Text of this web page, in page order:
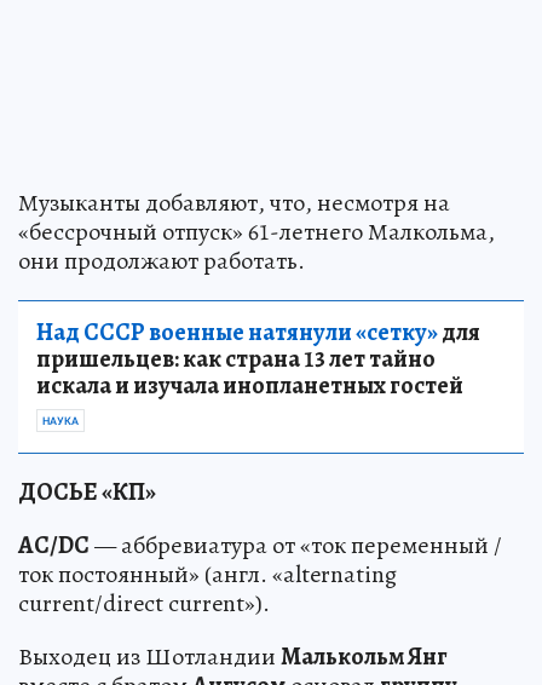
Музыканты добавляют, что, несмотря на
«бессрочный отпуск» 61-летнего Малкольма,
они продолжают работать.
Над СССР военные натянули «сетку»для
пришельцев: как страна 13 лет тайно
искала и изучала инопланетных гостей
НАУКА
ДОСЬЕ «КП»
AC/DC— аббревиатура от «ток переменный /
ток постоянный» (англ. «alternating
current/direct current»).
Выходец из ШотландииМалькольм Янг